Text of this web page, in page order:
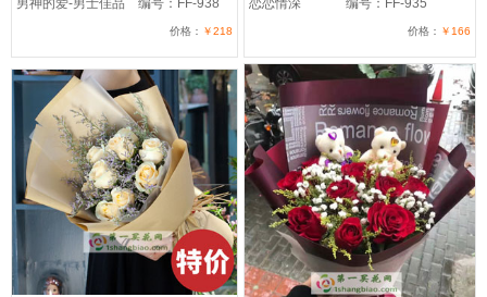
男神的爱-男士佳品 编号：FF-938
价格： ￥218
恋恋情深 编号：FF-935
价格： ￥166